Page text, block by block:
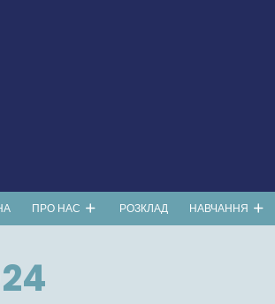
ПРО НАС РОЗКЛАД НАВЧАННЯ